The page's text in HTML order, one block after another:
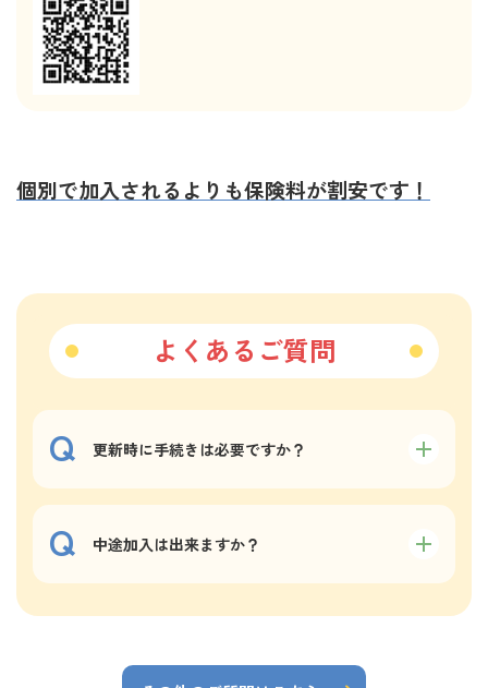
個別で加入されるよりも保険料が割安です！
よくあるご質問
更新時に手続きは必要ですか？
中途加入は出来ますか？